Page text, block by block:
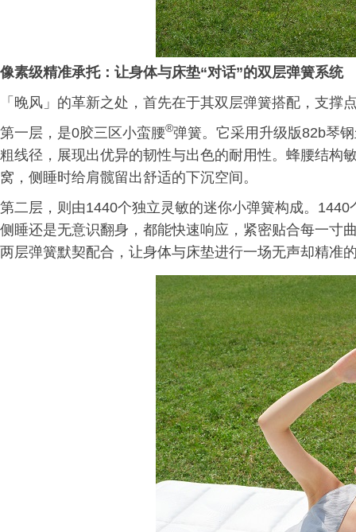
像素级精准承托：让身体与床垫“对话”的双层弹簧系统
「晚风」的革新之处，首先在于其双层弹簧搭配，支
第一层，是0胶三区小蛮腰®弹簧。它采用升级版82b琴
粗线径，展现出优异的韧性与出色的耐用性。蜂腰结构
窝，侧睡时给肩髋留出舒适的下沉空间。
第二层，则由1440个独立灵敏的迷你小弹簧构成。
侧睡还是无意识翻身，都能快速响应，紧密贴合每一寸
两层弹簧默契配合，让身体与床垫进行一场无声却精准的